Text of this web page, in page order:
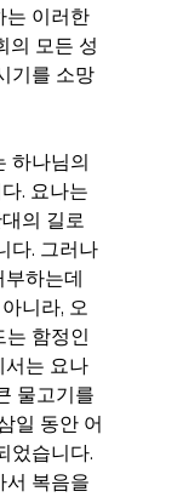
는 이러한
의 모든 성
기를 소망
하나님의
. 요나는
의 길로
다. 그러나
하는데
니라, 오
함정인
서는 요나
물고기를
일 동안 어
었습니다.
서 복음을